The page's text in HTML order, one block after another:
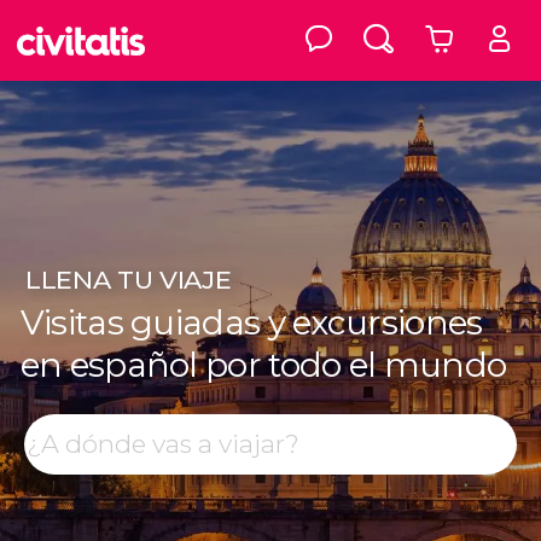
LLENA TU VIAJE
Visitas guiadas y excursiones
en español por todo el mundo
Buscar
Top destinos